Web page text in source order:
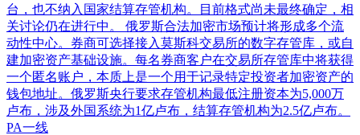
台，也不纳入国家结算存管机构。目前格式尚未最终确定，相
关讨论仍在进行中。 俄罗斯合法加密市场预计将形成多个流
动性中心。券商可选择接入莫斯科交易所的数字存管库，或自
建加密资产基础设施。每名券商客户在交易所存管库中将获得
一个匿名账户，本质上是一个用于记录特定投资者加密资产的
钱包地址。俄罗斯央行要求存管机构最低注册资本为5,000万
卢布，涉及外国系统为1亿卢布，结算存管机构为2.5亿卢布。
PA一线